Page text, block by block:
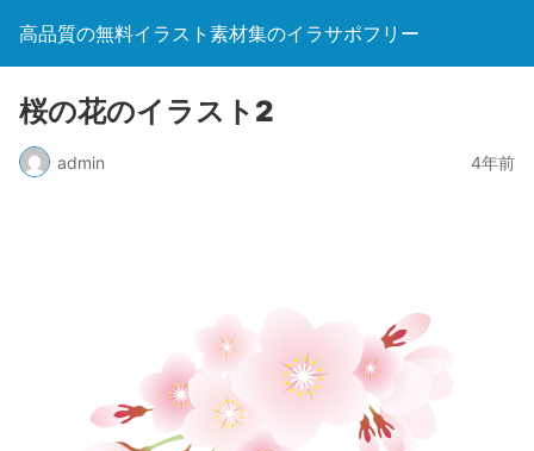
高品質の無料イラスト素材集のイラサポフリー
桜の花のイラスト2
admin 4年前